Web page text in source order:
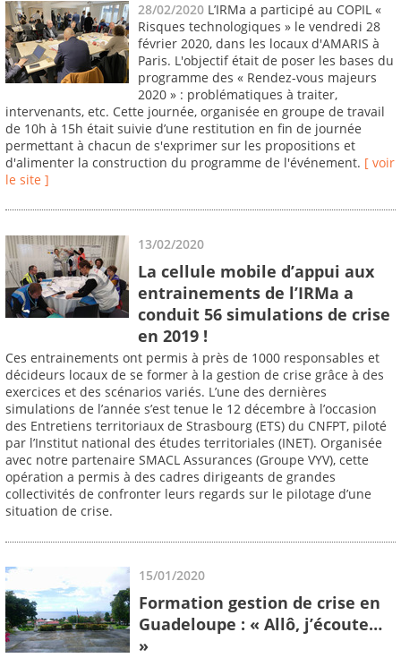
28/02/2020 L’IRMa a participé au COPIL «
Risques technologiques » le vendredi 28
février 2020, dans les locaux d'AMARIS à
Paris. L'objectif était de poser les bases du
programme des « Rendez-vous majeurs
2020 » : problématiques à traiter,
intervenants, etc. Cette journée, organisée en groupe de travail
de 10h à 15h était suivie d’une restitution en fin de journée
permettant à chacun de s'exprimer sur les propositions et
d'alimenter la construction du programme de l'événement. [ voir
le site ]
13/02/2020
La cellule mobile d’appui aux
entrainements de l’IRMa a
conduit 56 simulations de crise
en 2019 !
Ces entrainements ont permis à près de 1000 responsables et
décideurs locaux de se former à la gestion de crise grâce à des
exercices et des scénarios variés. L’une des dernières
simulations de l’année s’est tenue le 12 décembre à l’occasion
des Entretiens territoriaux de Strasbourg (ETS) du CNFPT, piloté
par l’Institut national des études territoriales (INET). Organisée
avec notre partenaire SMACL Assurances (Groupe VYV), cette
opération a permis à des cadres dirigeants de grandes
collectivités de confronter leurs regards sur le pilotage d’une
situation de crise.
15/01/2020
Formation gestion de crise en
Guadeloupe : « Allô, j’écoute…
»